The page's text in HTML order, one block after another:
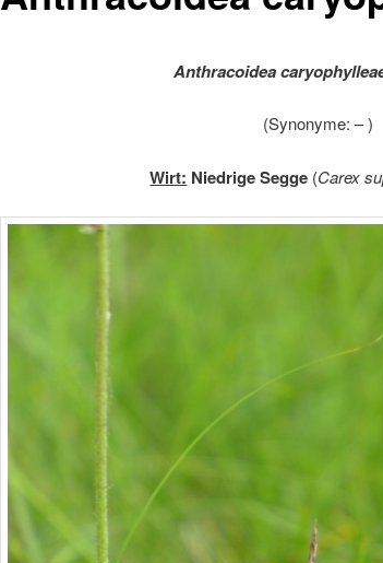
Anthracoidea
(Synonyme: – )
Wirt: Niedrige Segge (Carex